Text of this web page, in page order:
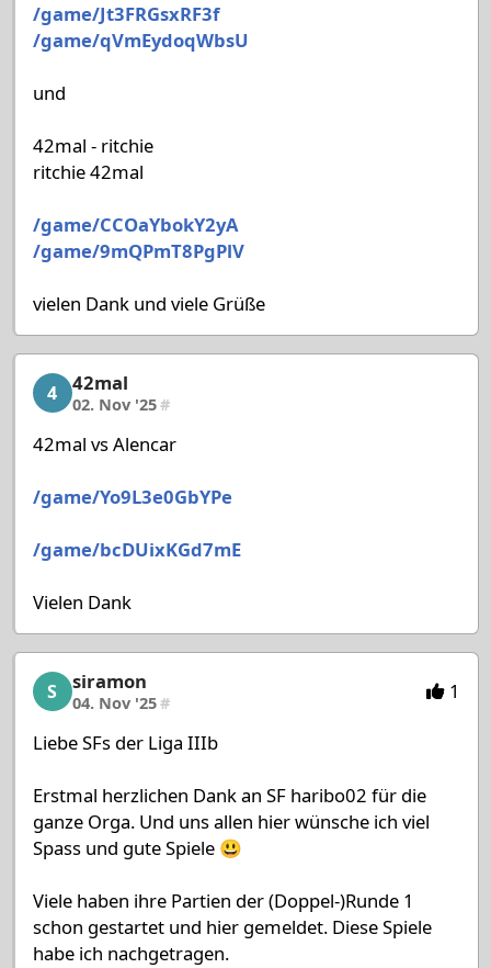
/game/Jt3FRGsxRF3f
/game/qVmEydoqWbsU
und
42mal - ritchie
ritchie 42mal
/game/CCOaYbokY2yA
/game/9mQPmT8PgPlV
vielen Dank und viele Grüße
42mal, 8/53, 02. Nov '25
4 42mal
02. Nov '25#
42mal vs Alencar
/game/Yo9L3e0GbYPe
/game/bcDUixKGd7mE
Vielen Dank
siramon, 9/53, 04. Nov '25
S siramon
04. Nov '25# 1
Liebe SFs der Liga IIIb
Erstmal herzlichen Dank an SF haribo02 für die
ganze Orga. Und uns allen hier wünsche ich viel
Spass und gute Spiele 😃
Viele haben ihre Partien der (Doppel-)Runde 1
schon gestartet und hier gemeldet. Diese Spiele
habe ich nachgetragen.